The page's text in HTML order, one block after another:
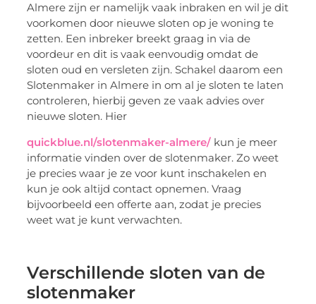
Almere zijn er namelijk vaak inbraken en wil je dit
voorkomen door nieuwe sloten op je woning te
zetten. Een inbreker breekt graag in via de
voordeur en dit is vaak eenvoudig omdat de
sloten oud en versleten zijn. Schakel daarom een
Slotenmaker in Almere in om al je sloten te laten
controleren, hierbij geven ze vaak advies over
nieuwe sloten. Hier
quickblue.nl/slotenmaker-almere/ kun je meer
informatie vinden over de slotenmaker. Zo weet
je precies waar je ze voor kunt inschakelen en
kun je ook altijd contact opnemen. Vraag
bijvoorbeeld een offerte aan, zodat je precies
weet wat je kunt verwachten.
Verschillende sloten van de
slotenmaker